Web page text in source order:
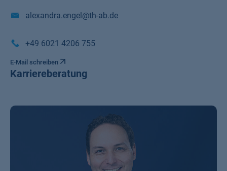
alexandra.engel@th-ab.de
+49 6021 4206 755
E-Mail schreiben
Karriereberatung